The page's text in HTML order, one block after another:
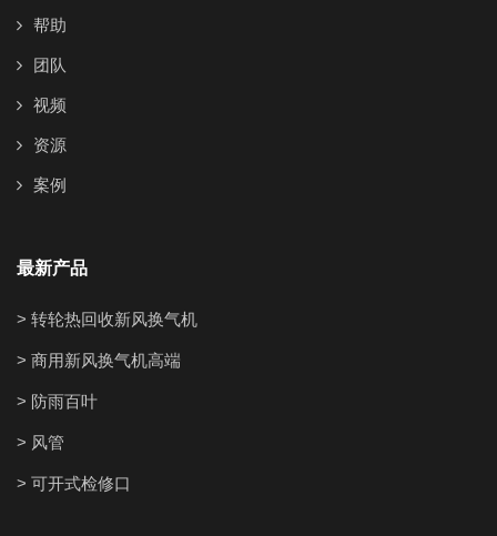
帮助
团队
视频
资源
案例
最新产品
> 转轮热回收新风换气机
> 商用新风换气机高端
> 防雨百叶
> 风管
> 可开式检修口